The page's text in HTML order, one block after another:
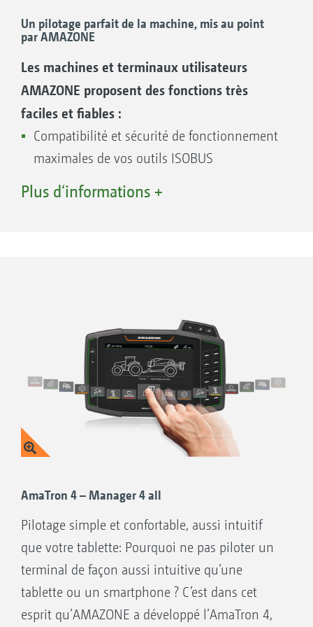
Un pilotage parfait de la machine, mis au point
par AMAZONE
Les machines et terminaux utilisateurs
AMAZONE proposent des fonctions très
faciles et fiables :
Compatibilité et sécurité de fonctionnement
maximales de vos outils ISOBUS
Aucun module supplémentaire côté
AMAZONE et autres terminaux ISOBUS.
Regardez par exemple les données machine
sur l’affichage cartographique
Possibilité de pilotage machine par le biais
du terminal du tracteur ou d’une solution 2
terminaux
carte et machine entre le terminal du
tracteur et le terminal utilisateur
Concept d’utilisation unique. Affichages
configurés librement et interfaces
utilisateurs personnalisées pour chaque
conducteur
Plus d‘informations +
AmaTron 4 – Manager 4 all
Pilotage simple et confortable, aussi intuitif
que votre tablette: Pourquoi ne pas piloter un
terminal de façon aussi intuitive qu’une
tablette ou un smartphone ? C’est dans cet
esprit qu’AMAZONE a développé l’AmaTron 4,